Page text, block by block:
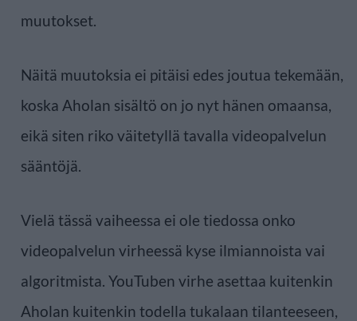
muutokset.
Näitä muutoksia ei pitäisi edes joutua tekemään,
koska Aholan sisältö on jo nyt hänen omaansa,
eikä siten riko väitetyllä tavalla videopalvelun
sääntöjä.
Vielä tässä vaiheessa ei ole tiedossa onko
videopalvelun virheessä kyse ilmiannoista vai
algoritmista. YouTuben virhe asettaa kuitenkin
Aholan kuitenkin todella tukalaan tilanteeseen,